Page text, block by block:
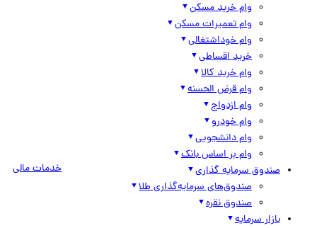
وام خرید مسکن
وام تعمیرات مسکن
وام خوداشتغالی
خرید اقساطی
وام خرید کالا
وام قرض الحسنه
وام ازدواج
وام خودرو
وام دانشجویی
وام بر اساس بانک
صندوق سرمایه گذاری
صندوق‌های سرمایه‌گذاری طلا
صندوق نقره
بازار سرمایه
خدمات مالی